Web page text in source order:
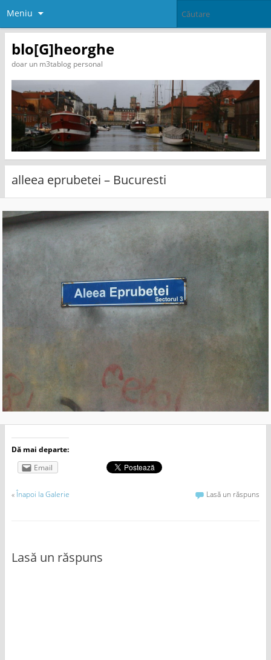
Meniu
blo[G]heorghe
doar un m3tablog personal
alleea eprubetei – Bucuresti
Dă mai departe:
Email
«Înapoi la Galerie Lasă un răspuns
Lasă un răspuns